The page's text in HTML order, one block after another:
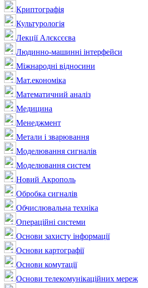
Криптографія
Культурологія
Лекції Алєксєєва
Людинно-машинні інтерфейси
Міжнародні відносини
Мат.економіка
Математичний аналіз
Медицина
Менеджмент
Метали і зварювання
Моделювання сигналів
Моделювання систем
Новий Акрополь
Обробка сигналів
Обчислювальна техніка
Операційні системи
Основи захисту інформації
Основи картографії
Основи комутації
Основи телекомунікаційних мереж